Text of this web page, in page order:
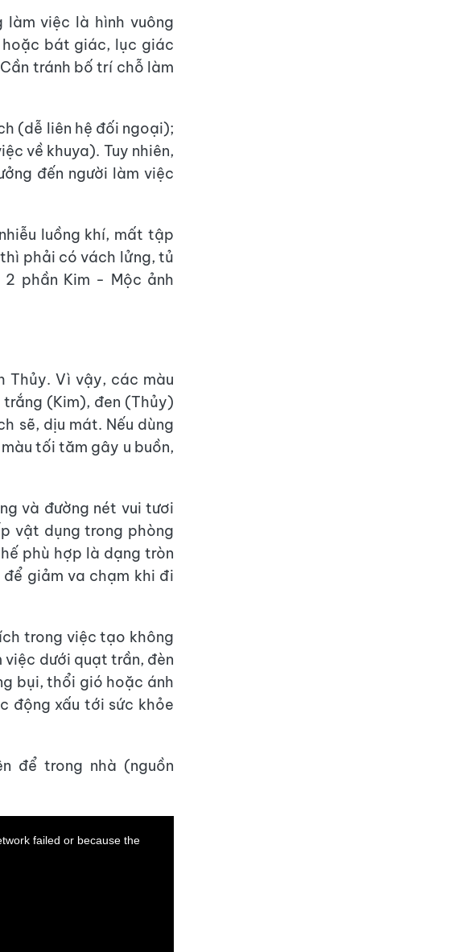
làm việc là hình vuông
bát giác, lục giác
tránh bố trí chỗ làm
(dễ liên hệ đối ngoại);
về khuya). Tuy nhiên,
đến người làm việc
luồng khí, mất tập
phải có vách lửng, tủ
phần Kim - Mộc ảnh
Thủy. Vì vậy, các màu
(Kim), đen (Thủy)
sẽ, dịu mát. Nếu dùng
tối tăm gây u buồn,
và đường nét vui tươi
vật dụng trong phòng
phù hợp là dạng tròn
giảm va chạm khi đi
trong việc tạo không
việc dưới quạt trần, đèn
bụi, thổi gió hoặc ánh
động xấu tới sức khỏe
để trong nhà (nguồn
failed or because the